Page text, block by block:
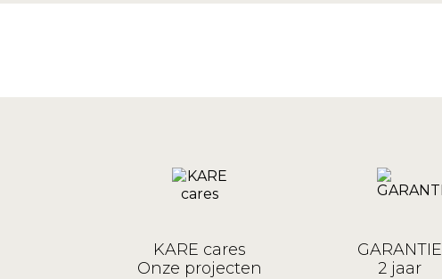
KARE cares
Onze projecten
GARANTIE
2 jaar